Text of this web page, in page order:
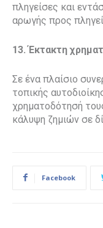
πληγείσες και
αρωγής προς
13. Έκτακτη
Σε ένα πλαίσιο
τοπικής
χρηματοδότησή
κάλυψη ζημιών σε
Facebook